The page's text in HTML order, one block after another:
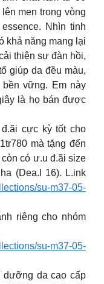
men trong vòng
Nhìn tinh
khả năng mang lại
thiện sự đàn hồi,
giúp da đều màu,
vững. Em này
là họ bán được
cực kỳ tốt cho
mà tặng đến
có ư.u đ.ãi size
(Dea.l 16). L.ink
su-m37-05-
riêng cho nhóm
su-m37-05-
dưỡng da cao cấp